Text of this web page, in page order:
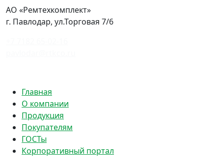
АО «Ремтехкомплект»
г. Павлодар, ул.Торговая 7/6
Главная
О компании
Продукция
Покупателям
ГОСТы
Корпоративный портал